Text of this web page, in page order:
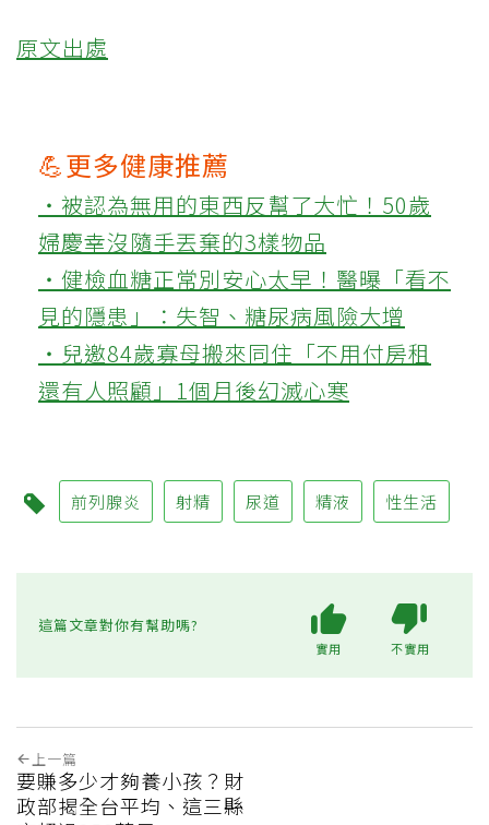
原文出處
💪更多健康推薦
‧被認為無用的東西反幫了大忙！50歲
婦慶幸沒隨手丟棄的3樣物品
‧健檢血糖正常別安心太早！醫曝「看不
見的隱患」：失智、糖尿病風險大增
‧兒邀84歲寡母搬來同住「不用付房租
還有人照顧」1個月後幻滅心寒
前列腺炎 射精 尿道 精液 性生活
這篇文章對你有幫助嗎?
實用 不實用
上一篇
要賺多少才夠養小孩？財
政部揭全台平均、這三縣